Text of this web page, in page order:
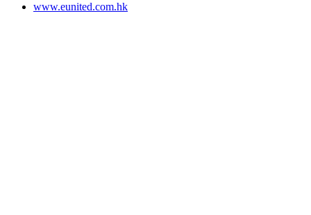
www.eunited.com.hk